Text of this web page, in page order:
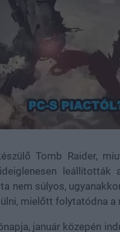
Tomb Raider,
nem súlyos,
mielőtt folytatódna a
január közepén